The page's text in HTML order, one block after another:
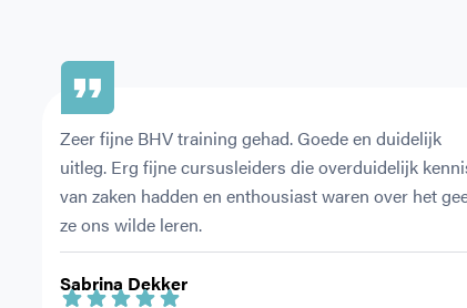
Sabrina Dekker
Zeer fijne BHV training gehad. Goede en duidelijk
uitleg. Erg fijne cursusleiders die overduidelijk
van zaken hadden en enthousiast waren over het
ze ons wilde leren.